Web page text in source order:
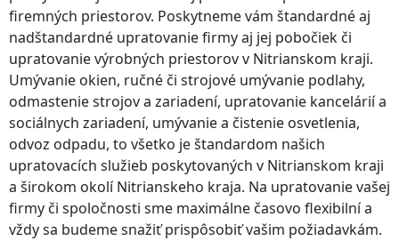
firemných priestorov. Poskytneme vám štandardné aj
nadštandardné upratovanie firmy aj jej pobočiek či
upratovanie výrobných priestorovv Nitrianskom kraji.
Umývanie okien, ručné či strojové umývanie podlahy,
odmastenie strojov a zariadení, upratovanie kancelárií a
sociálnych zariadení, umývanie a čistenie osvetlenia,
odvoz odpadu, to všetko je štandardom našich
upratovacích služieb poskytovaných v Nitrianskom kraji
a širokom okolíNitrianskeho kraja. Na upratovanie vašej
firmy či spoločnosti sme maximálne časovo flexibilní a
vždy sa budeme snažiť prispôsobiť vašim požiadavkám.